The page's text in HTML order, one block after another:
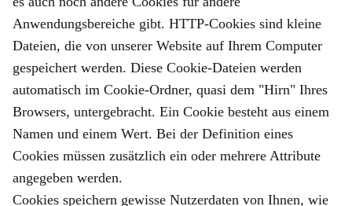
Anwendungsbereiche gibt. HTTP-Cookies sind kleine
Dateien, die von unserer Website auf Ihrem Computer
gespeichert werden. Diese Cookie-Dateien werden
automatisch im Cookie-Ordner, quasi dem "Hirn" Ihres
Browsers, untergebracht. Ein Cookie besteht aus einem
Namen und einem Wert. Bei der Definition eines
Cookies müssen zusätzlich ein oder mehrere Attribute
angegeben werden.
Cookies speichern gewisse Nutzerdaten von Ihnen, wie